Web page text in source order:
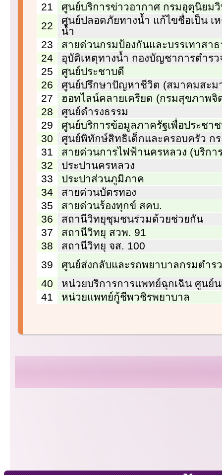
21
ศูนย์บริการข่าวอากาศ กรมอุตุนิยม
22
ศูนย์ปลอดภัยทางน้ำ แก้ไขชื่อเป็น
น้ำ
23
สายด่วนกรมป้องกันและบรรเทาสา
24
อุบัติเหตุทางน้ำ กองบัญชาการตำรว
25
ศูนย์ประชาบดี
26
ศูนย์ปรึกษาปัญหาชีวิต (สมาคมสะม
27
ฮอทไลน์คลายเครียด (กรมสุขภาพจิ
28
ศูนย์ดำรงธรรม
29
ศูนย์บริการข้อมูลภาครัฐเพื่อประชา
30
ศูนย์พิทักษ์สิทธิเด็กและครอบครัว ก
31
สายด่วนการไฟฟ้านครหลวง (บริกา
32
ประปานครหลวง
33
ประปาส่วนภูมิภาค
34
สายด่วนบัตรทอง
35
สายด่วนร้องทุกข์ สคบ.
36
สถานีวิทยุชุมชนร่วมด้วยช่วยกัน
37
สถานีวิทยุ สวพ. 91
38
สถานีวิทยุ จส. 100
39
ศูนย์ส่งกลับและรถพยาบาลกรมตำร
40
หน่วยบริการการแพทย์ฉุกเฉิน ศูนย์น
41
หน่วยแพทย์กู้ชีพวชิรพยาบาล